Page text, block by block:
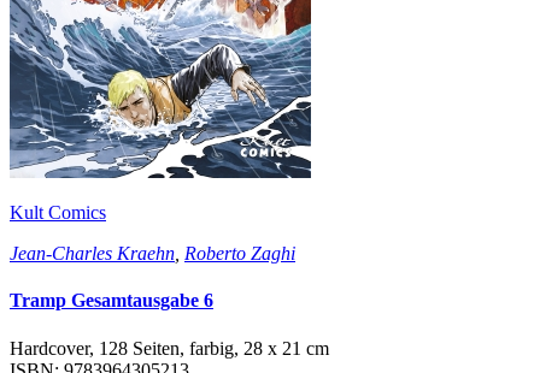
Kult Comics
Jean-Charles Kraehn Roberto Zaghi
Tramp Gesamtausgabe 6
Hardcover, 128 Seiten, farbig, 28 x 21 cm